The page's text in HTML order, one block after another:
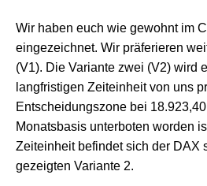
Wir haben euch wie gewohnt im
eingezeichnet. Wir präferieren
(V1). Die Variante zwei (V2) wird
langfristigen Zeiteinheit von uns
Entscheidungszone bei
Monatsbasis unterboten worden
Zeiteinheit befindet sich der DAX
gezeigten Variante 2.